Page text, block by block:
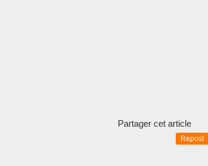
Partager cet article
Repost